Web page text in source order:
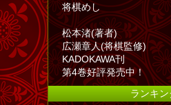
将棋めし
松本渚(著者)
広瀬章人(将棋監修)
KADOKAWA刊
第4巻好評発売中！
ランキン